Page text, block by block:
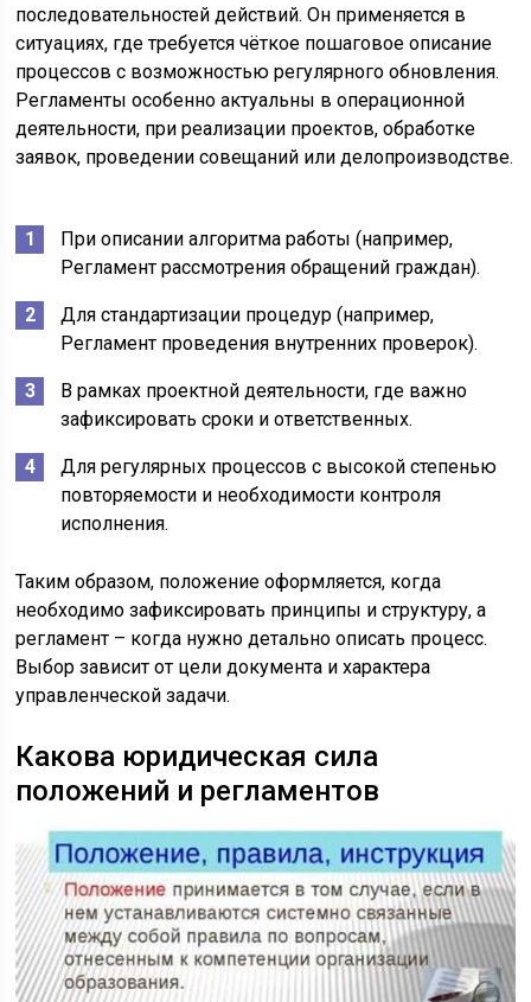
последовательностей действий. Он применяется в
ситуациях, где требуется чёткое пошаговое описание
процессов с возможностью регулярного обновления.
Регламенты особенно актуальны в операционной
деятельности, при реализации проектов, обработке
заявок, проведении совещаний или делопроизводстве.
При описании алгоритма работы (например,
Регламент рассмотрения обращений граждан).
Для стандартизации процедур (например,
Регламент проведения внутренних проверок).
В рамках проектной деятельности, где важно
зафиксировать сроки и ответственных.
Для регулярных процессов с высокой степенью
повторяемости и необходимости контроля
исполнения.
Таким образом, положение оформляется, когда
необходимо зафиксировать принципы и структуру, а
регламент – когда нужно детально описать процесс.
Выбор зависит от цели документа и характера
управленческой задачи.
Какова юридическая сила
положений и регламентов